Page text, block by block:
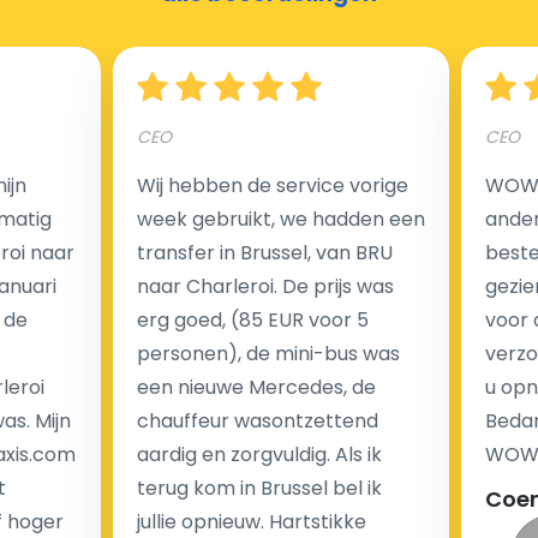
Hoeveel kost een luchthaven taxi transfer?
Een van de meest aantrekkelijke voordelen van
luchthaventaxi's is een vast tarief voor uw rit. In
tegenstelling tot traditionele taxi's met taxameter
brengen wij u geen extra kosten in rekening voor de
nachtrit.
We hebben geen ophaaltarief of extra kosten voor
wachttijd als uw vlucht vertraging heeft.
Kijk op onze website voor meer informatie over uw
transferkosten. Ons boekingsformulier bevat alle
mogelijke extra's die u kunt kiezen en de prijs die u
naar
Mijn
hoger
CEO
Wij hebben de service vorige
week gebruikt, we hadden een
transfer in Brussel, van BRU
naar Charleroi. De prijs was
erg goed, (85 EUR voor 5
personen), de mini-bus was
een nieuwe Mercedes, de
chauffeur wasontzettend
aardig en zorgvuldig. Als ik
terug kom in Brussel bel ik
jullie opnieuw. Hartstikke
CEO
voor
u